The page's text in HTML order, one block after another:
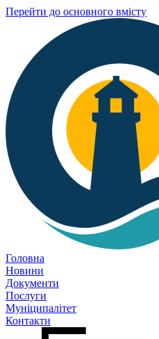
Перейти до основного вмісту
Головна
Новини
Документи
Послуги
Муніципалітет
Контакти